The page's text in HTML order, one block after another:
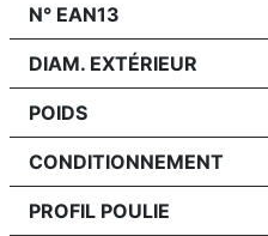
N° EAN13
DIAM. EXTÉRIEUR
POIDS
CONDITIONNEMENT
PROFIL POULIE